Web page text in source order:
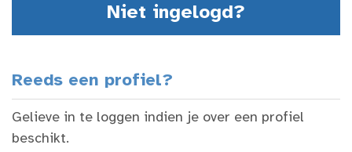
Niet ingelogd?
Reeds een profiel?
Gelieve in te loggen indien je over een profiel
beschikt.